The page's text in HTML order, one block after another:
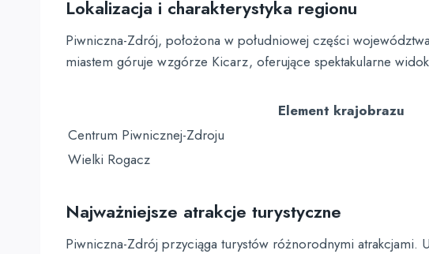
Lokalizacja i charakterystyka regionu
Piwniczna-Zdrój, położona w południowej części
miastem góruje wzgórze Kicarz, oferujące spektakularne
Element krajobrazu
Centrum Piwnicznej-Zdroju
Wielki Rogacz
Najważniejsze atrakcje turystyczne
Piwniczna-Zdrój przyciąga turystów różnorodnymi atrakcjami.